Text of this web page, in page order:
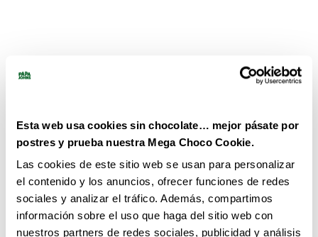
Esta web usa cookies sin chocolate… mejor pásate por
postres y prueba nuestra Mega Choco Cookie.
Las cookies de este sitio web se usan para personalizar
el contenido y los anuncios, ofrecer funciones de redes
sociales y analizar el tráfico. Además, compartimos
información sobre el uso que haga del sitio web con
nuestros partners de redes sociales, publicidad y análisis